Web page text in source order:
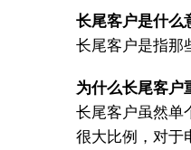
长尾客户是什么
长尾客户是指那
为什么长尾客户
长尾客户虽然单
很大比例，对于